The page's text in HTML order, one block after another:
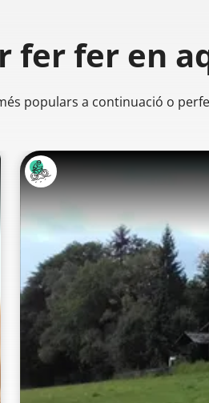
ferfer en
populars a continuació o